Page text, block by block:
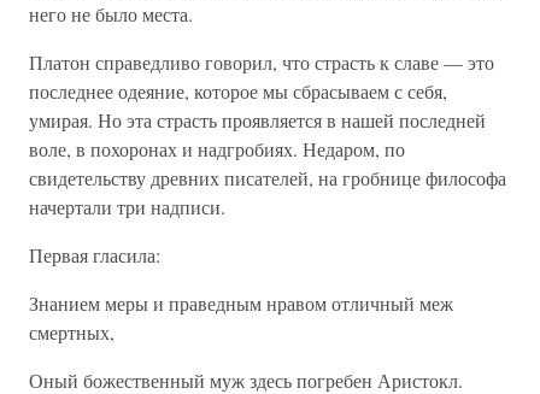
него не было места.
Платон справедливо говорил, что страсть к славе — это
последнее одеяние, которое мы сбрасываем с себя,
умирая. Но эта страсть проявляется в нашей последней
воле, в похоронах и надгробиях. Недаром, по
свидетельству древних писателей, на гробнице философа
начертали три надписи.
Первая гласила:
Знанием меры и праведным нравом отличный меж
смертных,
Оный божественный муж здесь погребен Аристокл.